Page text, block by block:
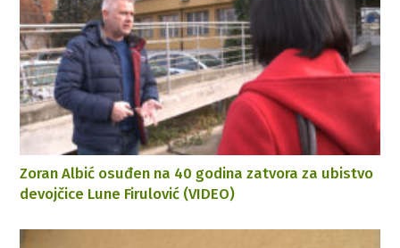
Zoran Albić osuđen na 40 godina zatvora za ubistvo
devojčice Lune Firulović (VIDEO)